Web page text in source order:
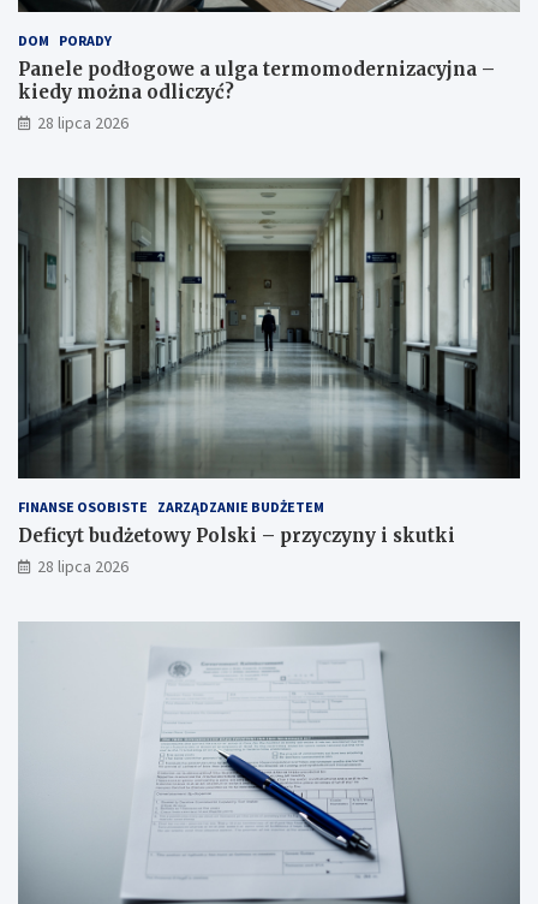
DOM PORADY
Panele podłogowe a ulga termomodernizacyjna –
kiedy można odliczyć?
28 lipca 2026
FINANSE OSOBISTE ZARZĄDZANIE BUDŻETEM
Deficyt budżetowy Polski – przyczyny i skutki
28 lipca 2026